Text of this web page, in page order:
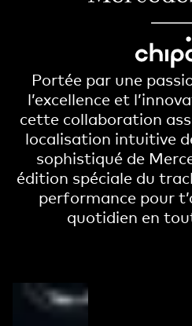
Portée par une
l’excellence et
cette collaboration
localisation intuitive
sophistiqué de
édition spéciale du
performance pour
quotidien en